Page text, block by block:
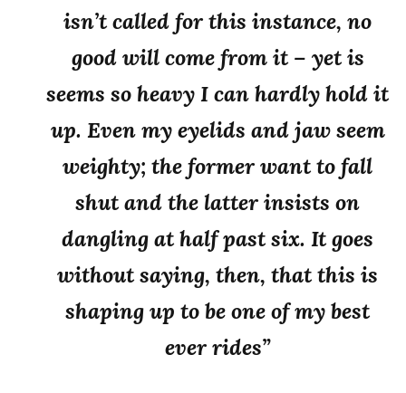
isn’t called for this instance, no
good will come from it – yet is
seems so heavy I can hardly hold it
up. Even my eyelids and jaw seem
weighty; the former want to fall
shut and the latter insists on
dangling at half past six. It goes
without saying, then, that this is
shaping up to be one of my best
ever rides”